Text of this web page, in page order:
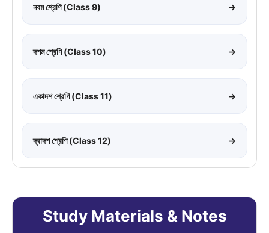
নবম শ্রেণি (Class 9) →
দশম শ্রেণি (Class 10) →
একাদশ শ্রেণি (Class 11) →
দ্বাদশ শ্রেণি (Class 12) →
Study Materials & Notes